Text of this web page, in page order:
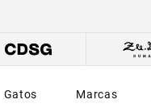
Gatos Marcas